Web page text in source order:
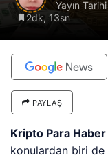
Yayın Tarihi
2dk, 13sn
PAYLAŞ
Kripto Para Haber
konulardan biri de